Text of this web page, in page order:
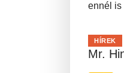
ennél is
Mr.
HÍREK